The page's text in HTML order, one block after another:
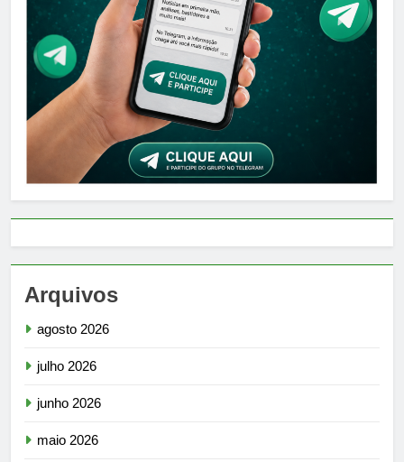
Arquivos
agosto 2026
julho 2026
junho 2026
maio 2026